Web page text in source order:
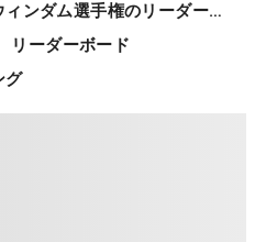
松山英樹ら出場 ウィンダム選手権のリーダーボード
ーダーボード
グ